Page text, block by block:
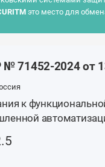
это место для
№ 71452-2024 от
к